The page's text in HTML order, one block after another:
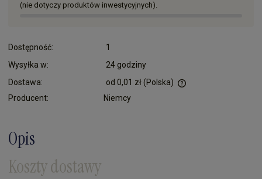
(nie dotyczy produktów inwestycyjnych).
Dostępność:
1
Wysyłka w:
24 godziny
Dostawa:
od 0,01 zł(Polska)
Producent: Niemcy
Opis
Koszty dostawy